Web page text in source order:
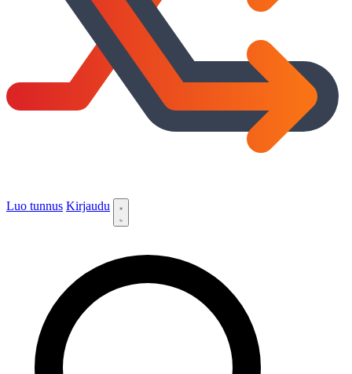
Luo tunnus Kirjaudu